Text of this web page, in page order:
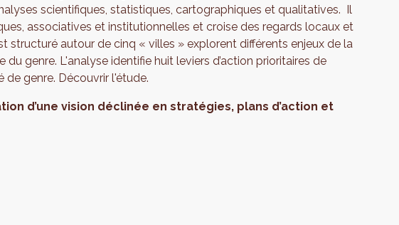
scientifiques, statistiques, cartographiques et qualitatives. Il
associatives et institutionnelles et croise des regards locaux et
structuré autour de cinq « villes » explorent différents enjeux de la
du genre. L'analyse identifie huit leviers d’action prioritaires de
de genre. Découvrir l'étude.
d’une vision déclinée en stratégies, plans d’action et